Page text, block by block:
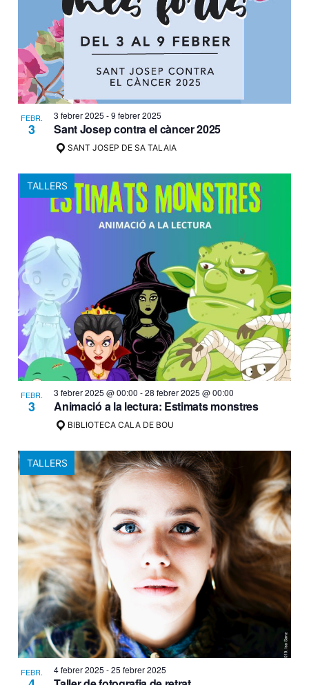
FEBR.
3
3 febrer 2025 -9 febrer 2025
Sant Josep contra el càncer 2025
SANT JOSEP DE SA TALAIA
TALLERS
FEBR.
3
3 febrer 2025 @ 00:00 -28 febrer 2025 @ 00:00
Animació a la lectura: Estimats monstres
BIBLIOTECA CALA DE BOU
TALLERS
FEBR. 4 febrer 2025 -25 febrer 2025